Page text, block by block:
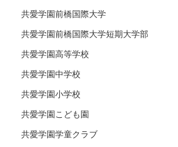
共愛学園前橋国際大学
共愛学園前橋国際大学短期大学部
共愛学園高等学校
共愛学園中学校
共愛学園小学校
共愛学園こども園
共愛学園学童クラブ